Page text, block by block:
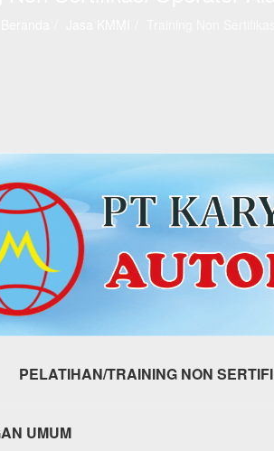
PELATIHAN/TRAINING NON
UMUM